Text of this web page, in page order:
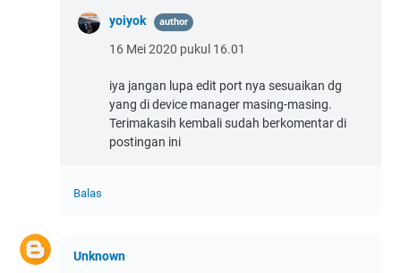
yoiyok
16 Mei 2020 pukul 16.01
iya jangan lupa edit port nya sesuaikan dg
yang di device manager masing-masing.
Terimakasih kembali sudah berkomentar di
postingan ini
Balas
Unknown